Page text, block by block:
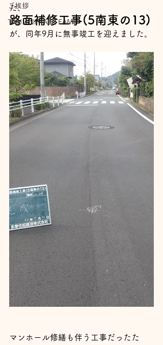
ご挨拶
TMJ ANIMAL TEAM
た、
路面補修工事(5南東の13)
が、同年9月に無事竣工を迎えました。
マンホール修繕も伴う工事だったた